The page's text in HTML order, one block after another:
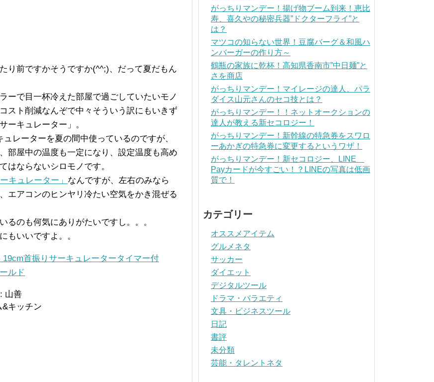
り前ですかそうですか(^^;)、だって夏だもん
ーで目一杯冷えた部屋で過ごしていたいモノ
スト削減なんぞで中々そういう訳にもいきず
ーキュレーター」。
レーターを夏の間中使っているのですが、
部屋中の温度も一定になり、設定温度も高め
はならないシロモノです。
キュレーター」 なんですが、左右のみなら
エアコンのヒンヤリ冷たい空気をかき混ぜる
るのも何気にありがたいですし。。。
もいいですよ。。
19cm首振りサーキュレータータイマー付
ルド
山善
キッチン
がっちりマンデー！揚げ物ブーム到来！恵比
寿、喜久やの秘密兵器”ドクターフライ”と
は？
マツコの知らない世界！豆腐バーグ＆和風ハ
ンバーガーの作り方～
鶴瓶の家族に乾杯！高知県香南市”中日麺”と
さを商店
がっちりマンデー！マイレージの達人、パラ
ダイス山元さんのセコ技とは？
がっちりマンデー！！ネットオークションの
達人が教える新セコロジー！
がっちりマンデー！新幹線の特急券をスワロ
ーあかぎの特急券に変更するというワザ！
がっちりマンデー！新セコロジー、LINE
Payカードが今すごい！？LINEの写真は低画
質で！
カテゴリー
オススメアイテム
グルメネタ
サッカー
ダイエット
デジタルツール
ドラマ・バラエティ
文具・ビジネスツール
日記
書評
未分類
芸能・タレントネタ